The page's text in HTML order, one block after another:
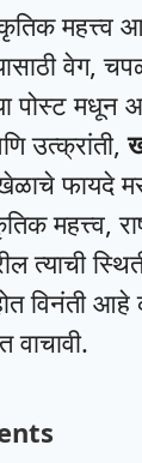
महत्त्व
वेग,
मधून
उत्क्रांती,
फायदे
महत्त्व,
त्याची
विनंती आहे
वाचावी.